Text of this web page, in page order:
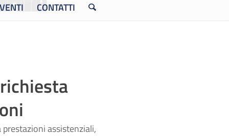
CONTATTI
assistenziali,